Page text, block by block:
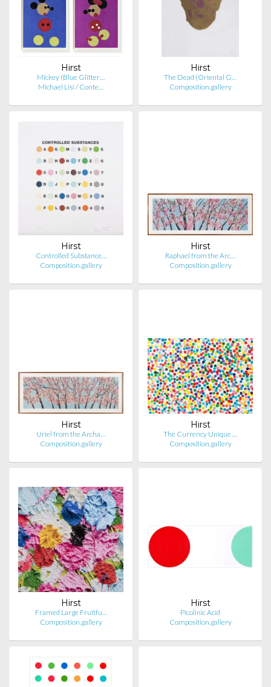
Hirst
Mickey (Blue Glitter…
Michael Lisi / Conte…
Hirst
The Dead (Oriental G…
Composition.gallery
Hirst
Controlled Substance…
Composition.gallery
Hirst
Raphael from the Arc…
Composition.gallery
Hirst
Uriel from the Archa…
Composition.gallery
Hirst
The Currency Unique …
Composition.gallery
Hirst
Framed Large Fruitfu…
Composition.gallery
Hirst
Picolinic Acid
Composition.gallery